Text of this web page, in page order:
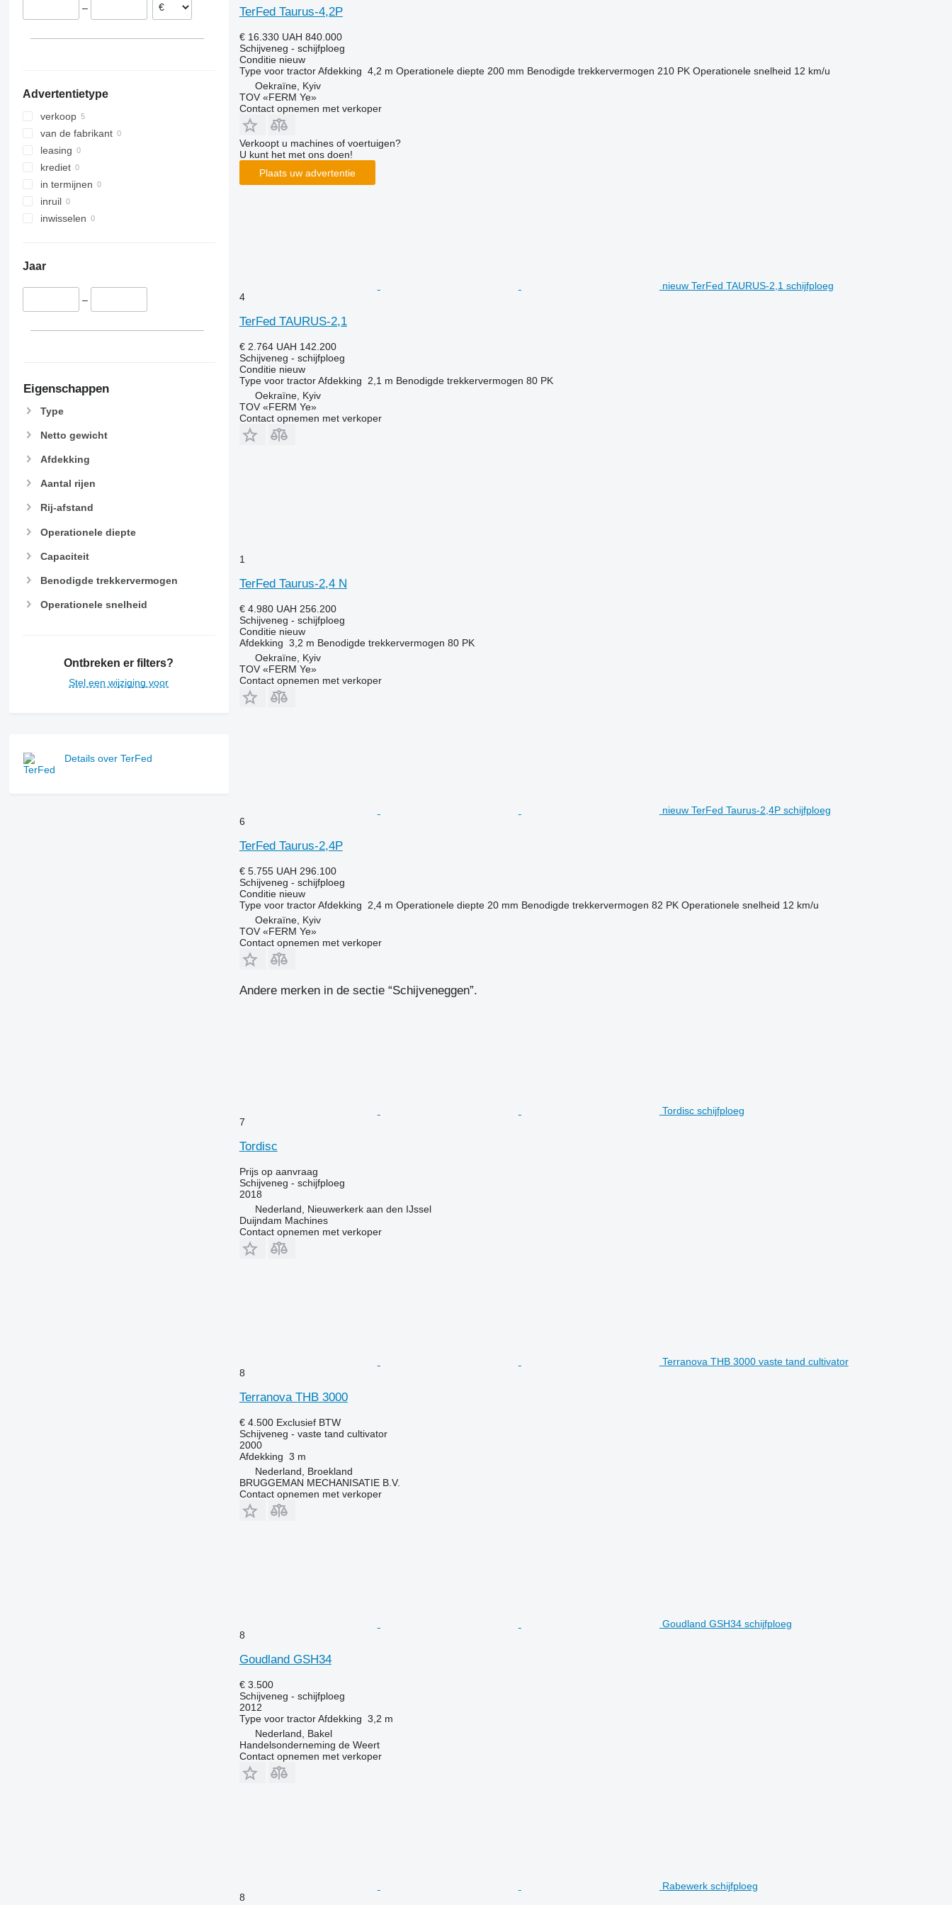
–
Advertentietype
verkoop
van de fabrikant
leasing
krediet
in termijnen
inruil
inwisselen
Jaar
–
Eigenschappen
Type
Netto gewicht
Afdekking
Aantal rijen
Rij-afstand
Operationele diepte
Capaciteit
Benodigde trekkervermogen
Operationele snelheid
Ontbreken er filters?
Stel een wijziging voor
Details over TerFed
TerFed Taurus-4,2P
€ 16.330 UAH 840.000
Schijveneg - schijfploeg
Conditienieuw
Type voor tractor Afdekking 4,2 m Operationele diepte 200 mm Benodigde trekkervermogen 210 PK Operationele snelheid 12 km/u
Oekraïne, Kyiv
TOV «FERM Ye»
Contact opnemen met verkoper
Verkoopt u machines of voertuigen?
U kunt het met ons doen!
Plaats uw advertentie
nieuw TerFed TAURUS-2,1 schijfploeg
4
TerFed TAURUS-2,1
€ 2.764 UAH 142.200
Schijveneg - schijfploeg
Conditienieuw
Type voor tractor Afdekking 2,1 m Benodigde trekkervermogen 80 PK
Oekraïne, Kyiv
TOV «FERM Ye»
Contact opnemen met verkoper
1
TerFed Taurus-2,4 N
€ 4.980 UAH 256.200
Schijveneg - schijfploeg
Conditienieuw
Afdekking 3,2 m Benodigde trekkervermogen 80 PK
Oekraïne, Kyiv
TOV «FERM Ye»
Contact opnemen met verkoper
nieuw TerFed Taurus-2,4P schijfploeg
6
TerFed Taurus-2,4P
€ 5.755 UAH 296.100
Schijveneg - schijfploeg
Conditienieuw
Type voor tractor Afdekking 2,4 m Operationele diepte 20 mm Benodigde trekkervermogen 82 PK Operationele snelheid 12 km/u
Oekraïne, Kyiv
TOV «FERM Ye»
Contact opnemen met verkoper
Andere merken in de sectie “Schijveneggen”.
Tordisc schijfploeg
7
Tordisc
Prijs op aanvraag
Schijveneg - schijfploeg
2018
Nederland, Nieuwerkerk aan den IJssel
Duijndam Machines
Contact opnemen met verkoper
Terranova THB 3000 vaste tand cultivator
8
Terranova THB 3000
€ 4.500 Exclusief BTW
Schijveneg - vaste tand cultivator
2000
Afdekking 3 m
Nederland, Broekland
BRUGGEMAN MECHANISATIE B.V.
Contact opnemen met verkoper
Goudland GSH34 schijfploeg
8
Goudland GSH34
€ 3.500
Schijveneg - schijfploeg
2012
Type voor tractor Afdekking 3,2 m
Nederland, Bakel
Handelsonderneming de Weert
Contact opnemen met verkoper
Rabewerk schijfploeg
8